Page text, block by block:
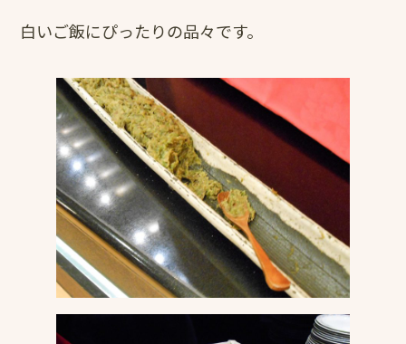
白いご飯にぴったりの品々です。